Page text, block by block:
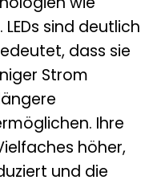
sind deutlich
dass sie
Strom
Ihre
höher,
und die